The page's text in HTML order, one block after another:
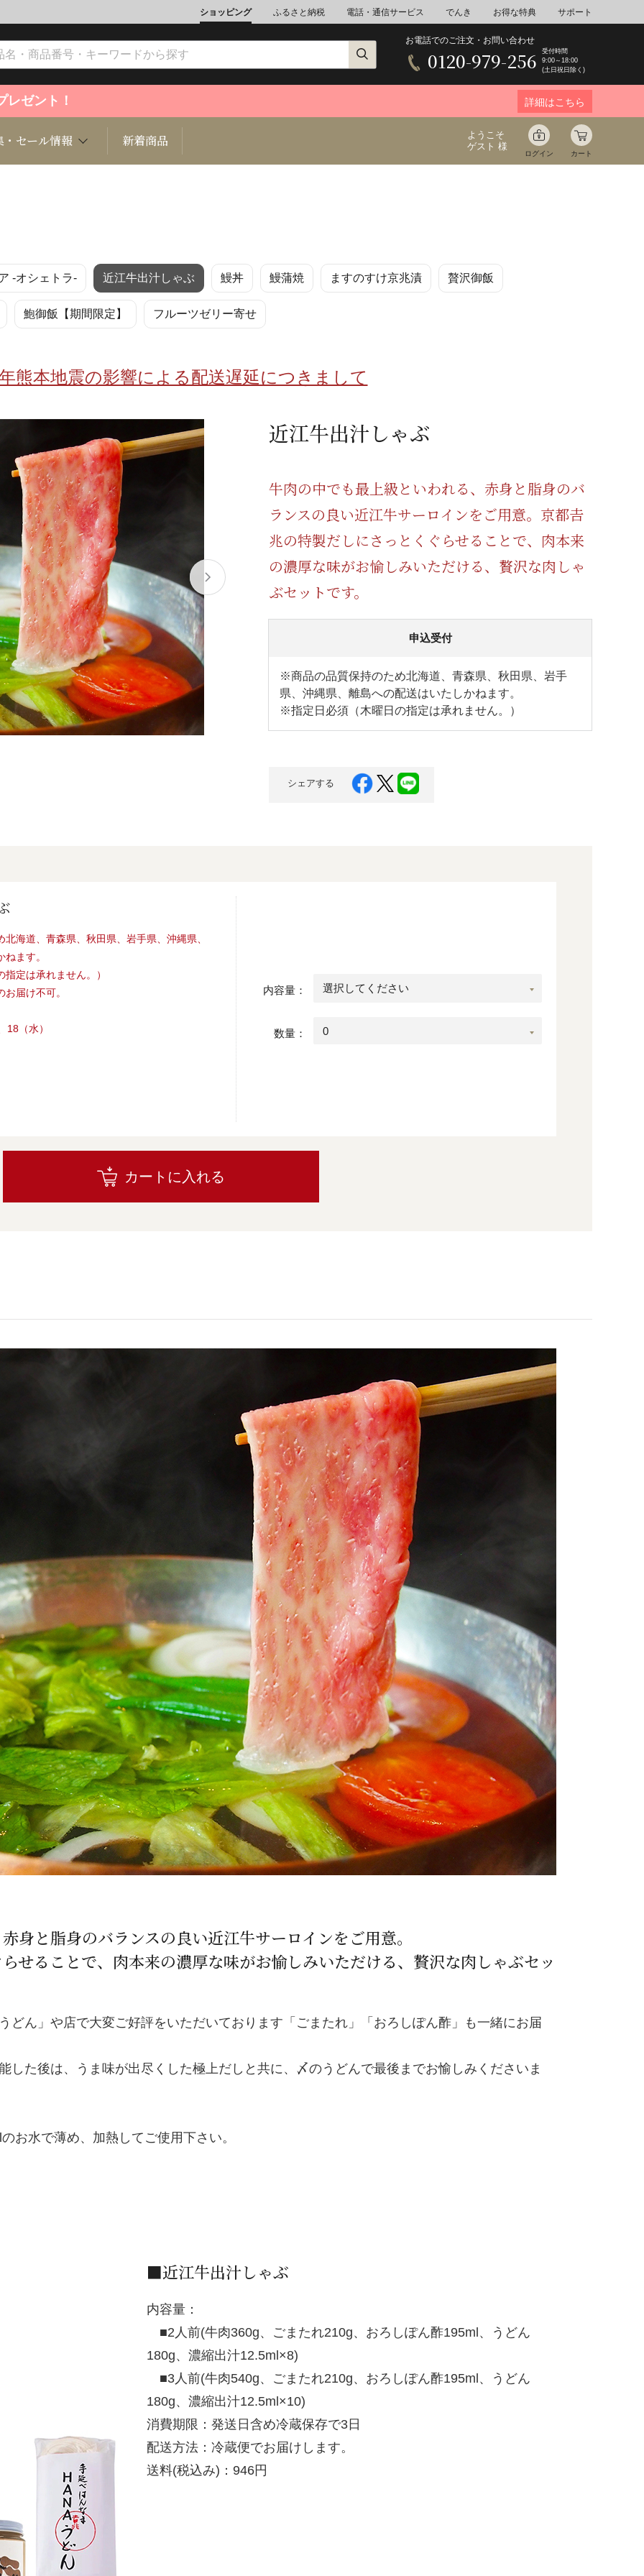
ショッピング ふるさと納税 電話・通信サービス でんき お得な特典 サポート
お電話でのご注文・お問い合わせ
0120-979-256
受付時間
9:00～18:00
(土日祝日除く)
レゼント！ 詳細はこちら
総菜 麺類/つゆ ミネラルウォーター
リンク 調味料
ギフト 豊洲お取り寄せ
ョン 定期購読雑誌 書籍 音楽
ビー 伝統工芸
連
・セール情報 新着商品
ようこそ
ゲスト 様
ログイン カート
-オシェトラ- 近江牛出汁しゃぶ 鰻丼 鰻蒲焼 ますのすけ京兆漬 贅沢御飯
鮑御飯【期間限定】 フルーツゼリー寄せ
熊本地震の影響による配送遅延につきまして
近江牛出汁しゃぶ
牛肉の中でも最上級といわれる、赤身と脂身のバ
ランスの良い近江牛サーロインをご用意。京都𠮷
兆の特製だしにさっとくぐらせることで、肉本来
の濃厚な味がお愉しみいただける、贅沢な肉しゃ
ぶセットです。
申込受付
※商品の品質保持のため北海道、青森県、秋田県、岩手
県、沖縄県、離島への配送はいたしかねます。
※指定日必須（木曜日の指定は承れません。）
シェアする
海道、青森県、秋田県、岩手県、沖縄県、
ます。
定は承れません。）
届け不可。
18（水）
内容量：
数量：
カートに入れる
身と脂身のバランスの良い近江牛サーロインをご用意。
せることで、肉本来の濃厚な味がお愉しみいただける、贅沢な肉しゃぶセッ
どん」や店で大変ご好評をいただいております「ごまたれ」「おろしぽん酢」も一緒にお届
した後は、うま味が出尽くした極上だしと共に、〆のうどんで最後までお愉しみくださいま
お水で薄め、加熱してご使用下さい。
■近江牛出汁しゃぶ
内容量：
■2人前(牛肉360g、ごまたれ210g、おろしぽん酢195ml、うどん
180g、濃縮出汁12.5ml×8)
■3人前(牛肉540g、ごまたれ210g、おろしぽん酢195ml、うどん
180g、濃縮出汁12.5ml×10)
消費期限：発送日含め冷蔵保存で3日
配送方法：冷蔵便でお届けします。
送料(税込み)：946円